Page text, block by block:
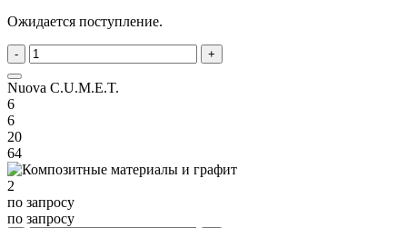
Ожидается поступление.
- +
Nuova C.U.M.E.T.
6
6
20
64
2
по запросу
по запросу